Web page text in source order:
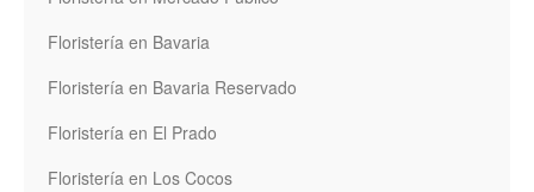
Floristería en Bavaria
Floristería en Bavaria Reservado
Floristería en El Prado
Floristería en Los Cocos